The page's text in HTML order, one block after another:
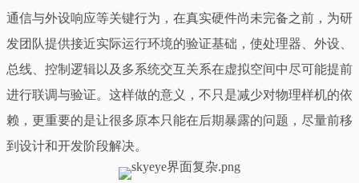
通信与外设响应等关键行为，在真实硬件尚未完备之前，为研
发团队提供接近实际运行环境的验证基础，使处理器、外设、
总线、控制逻辑以及多系统交互关系在虚拟空间中尽可能提前
进行联调与验证。这样做的意义，不只是减少对物理样机的依
赖，更重要的是让很多原本只能在后期暴露的问题，尽量前移
到设计和开发阶段解决。